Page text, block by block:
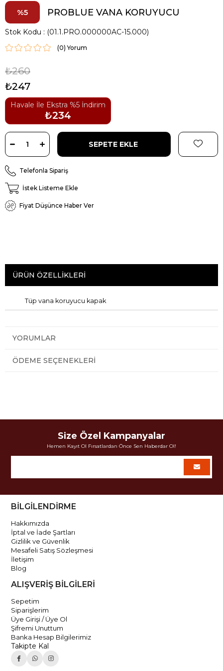
5 PROBLUE VANA KORUYUCU
Stok Kodu (01.1.PRO.000000AC-15.000)
(0)
₺260
₺247
Havale İle Ekstra %5 İndirim
₺234
Telefonla Sipariş
İstek Listeme Ekle
Fiyat Düşünce Haber Ver
ÜRÜN ÖZELLIKLERI
Tüp vana koruyucu kapak
YORUMLAR
ÖDEME SEÇENEKLERI
Size Özel Kampanyalar
Hemen Kayıt Ol Fırsatlardan Önce Sen Haberdar Ol!
BİLGİLENDİRME
Hakkımızda
İptal ve İade Şartları
Gizlilik ve Güvenlik
Mesafeli Satış Sözleşmesi
İletişim
Blog
ALIŞVERİŞ BİLGİLERİ
Sepetim
Siparişlerim
Üye Girişi / Üye Ol
Şifremi Unuttum
Banka Hesap Bilgilerimiz
Takipte Kal